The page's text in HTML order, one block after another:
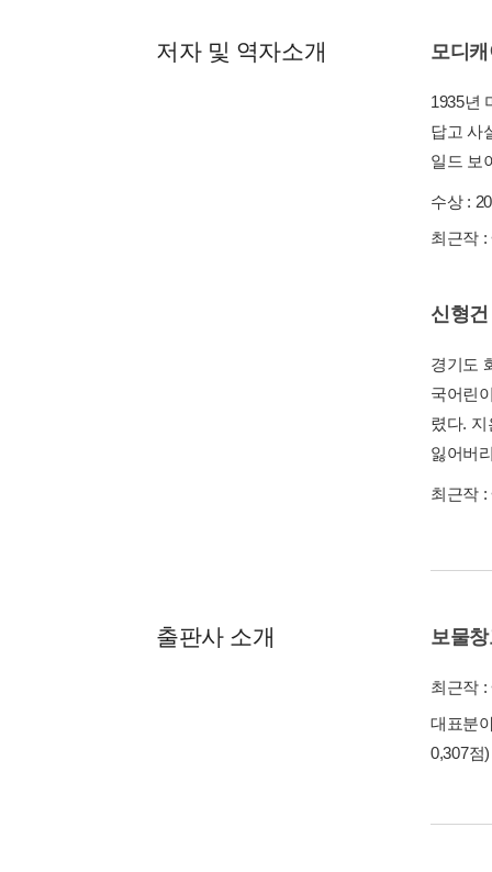
저자 및 역자소개 모디
1935년
답고 사
일드 보
수상 :
최근작 :
신형건
경기도
국어린
렸다.
잃어버
최근작 :
출판사 소개 보물
최근작 :
대표분
0,307점